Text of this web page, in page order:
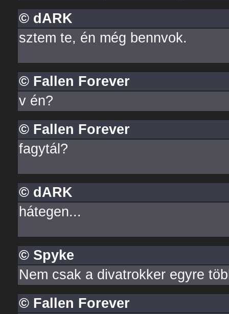
© dARK
sztem te, én még bennvok.
© Fallen Forever
v én?
© Fallen Forever
fagytál?
© dARK
hátegen...
© Spyke
Nem csak a divatrokker egyre
© Fallen Forever